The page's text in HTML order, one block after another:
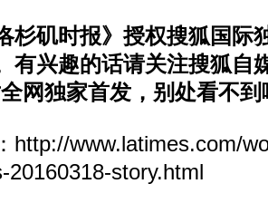
杉矶时报》授权搜狐国际
有兴趣的话请关注搜狐自
网独家首发，别处看不到
www.latimes.com/
20160318-story.html